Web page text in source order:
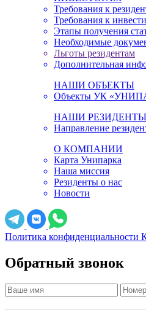
Требования к
Требования к
Этапы получения
Необходимые
Льготы резидентам
Дополнительная
НАШИ ОБЪЕКТЫ
Объекты УК
НАШИ РЕЗИДЕНТЫ
Направление
О КОМПАНИИ
Карта Унипарка
Наша миссия
Резиденты о нас
Новости
Политика конфиденциальности
Обратный звонок